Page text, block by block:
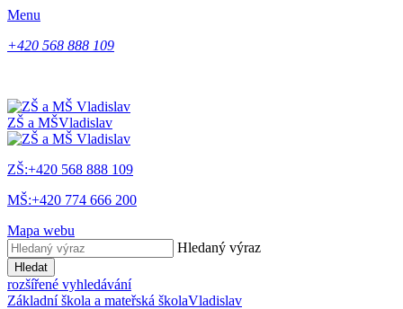
Menu
+420 568 888 109
ZŠ a MŠVladislav
ZŠ:+420 568 888 109
MŠ:+420 774 666 200
Mapa webu
Hledaný výraz
Hledat
rozšířené vyhledávání
Základní škola a mateřská školaVladislav